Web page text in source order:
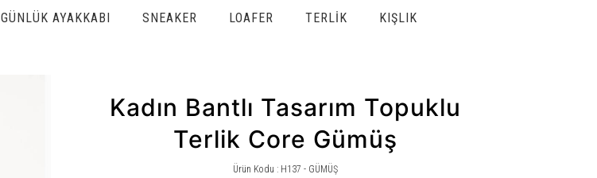
GÜNLÜK AYAKKABI SNEAKER LOAFER TERLİK KIŞLIK
Kadın Bantlı Tasarım Topuklu
Terlik Core Gümüş
Ürün Kodu : H137 - GÜMÜŞ